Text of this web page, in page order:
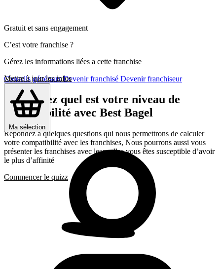
Conseils générauxDevenir franchisé Devenir franchiseur
Ma sélection
Gratuit et sans engagement
C’est votre franchise ?
Gérez les informations liées a cette franchise
Mettre à jour les infos
Découvrez quel est votre niveau de
compatibilité avec Best Bagel
Répondez a quelques questions qui nous permettrons de calculer
votre compatibilité avec les franchises, Nous pourrons aussi vous
présenter les franchises avec lesquelles vous êtes susceptible d’avoir
le plus d’affinité
Commencer le quizz